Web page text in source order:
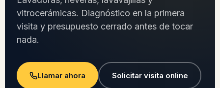
vitrocerámicas. Diagnóstico en la primera
visita y presupuesto cerrado antes de tocar
nada.
Llamar ahora Solicitar visita online